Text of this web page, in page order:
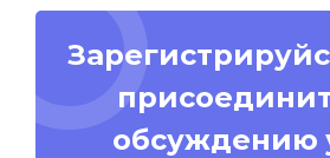
обсуждению